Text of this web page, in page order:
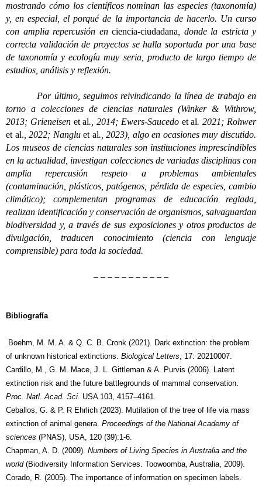
mostrando cómo los científicos nominan las especies (taxonomía)
y, en especial, el porqué de la importancia de hacerlo. Un curso
con amplia repercusión en ciencia-ciudadana , donde la estricta y
correcta validación de proyectos se halla soportada por una base
de taxonomía y ecología muy seria, producto de largo tiempo de
estudios, análisis y reflexión.
Por último, seguimos reivindicando la línea de trabajo en
torno a colecciones de ciencias naturales (Winker & Withrow,
2013; Grieneisen et al., 2014; Ewers-Saucedo et al. 2021; Rohwer
et al. , 2022; Nangluet al., 2023), algo en ocasiones muy discutido.
Los museos de ciencias naturales son instituciones imprescindibles
en la actualidad, investigan colecciones de variadas disciplinas con
amplia repercusión respeto a problemas ambientales
(contaminación, plásticos, patógenos, pérdida de especies, cambio
climático); complementan programas de educación reglada,
realizan identificación y conservación de organismos, salvaguardan
biodiversidad y, a través de sus exposiciones y otros productos de
divulgación, traducen conocimiento (ciencia con lenguaje
comprensible) para toda la sociedad.
– – – – – – – – – – –
Bibliografía
Boehm, M. M. A. & Q. C. B. Cronk (2021). Dark extinction: the problem
of unknown historical extinctions. Biological Letters, 17: 20210007.
Cardillo, M., G. M. Mace, J. L. Gittleman & A. Purvis (2006). Latent
extinction risk and the future battlegrounds of mammal conservation.
Proc. Natl. Acad. Sci. USA 103, 4157–4161.
Ceballos, G. & P. R Ehrlich (2023). Mutilation of the tree of life via mass
extinction of animal genera. Proceedings of the National Academy of
sciences (PNAS), USA, 120 (39):1-6.
Chapman, A. D. (2009). Numbers of Living Species in Australia and the
world(Biodiversity Information Services. Toowoomba, Australia, 2009).
Corado, R. (2005). The importance of information on specimen labels.